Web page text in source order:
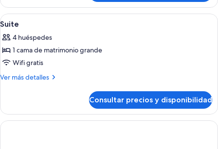
(2x2
Family
Plan)
Abrir
todas
las
fotos
de
Suite
Habitación de hotel con una cama
5
Suite
4 huéspedes
1 cama de matrimonio grande
Wifi gratis
Ver más detalles
Más
Consultar precios y disponibilidad